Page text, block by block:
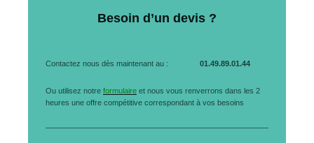
Besoin d’un devis ?
Contactez nous dès maintenant au : 01.49.89.01.44
Ou utilisez notre formulaire et nous vous renverrons dans les 2
heures une offre compétitive correspondant à vos besoins